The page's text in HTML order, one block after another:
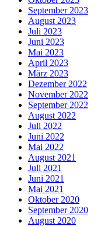
September 2023
August 2023
Juli 2023
Juni 2023
Mai 2023
April 2023
März 2023
Dezember 2022
November 2022
September 2022
August 2022
Juli 2022
Juni 2022
Mai 2022
August 2021
Juli 2021
Juni 2021
Mai 2021
Oktober 2020
September 2020
August 2020